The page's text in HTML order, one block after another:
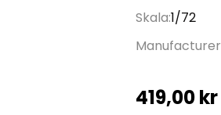
Skala1/72
Manufacturer
419,00 kr